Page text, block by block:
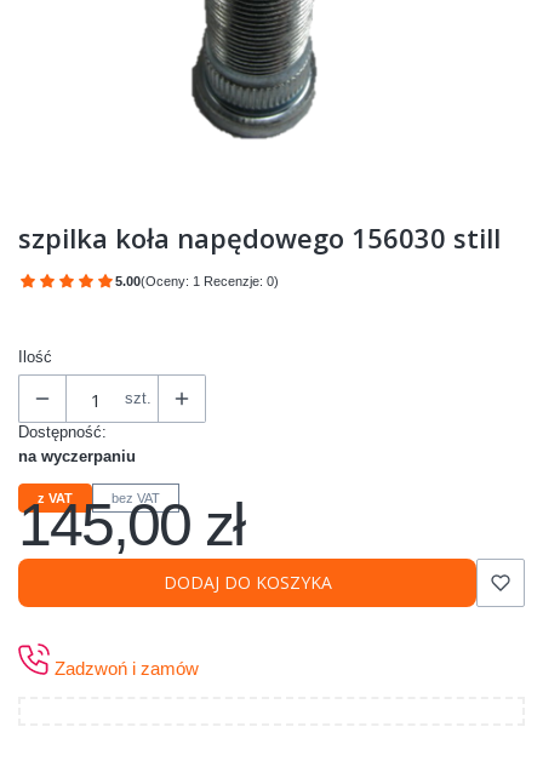
szpilka koła napędowego 156030 still
5.00(Oceny: 1 Recenzje: 0)
Przejdź do sekcji Opinie
Ilość
szt.
Dostępność:
na wyczerpaniu
z VAT bez VAT
Cena
145,00 zł
DODAJ DO KOSZYKA
Zadzwoń i zamów